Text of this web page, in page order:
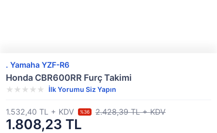
. Yamaha YZF-R6
Honda CBR600RR Furç Takimi
İlk Yorumu Siz Yapın
1.808,23 TL
1.532,40 TL + KDV %36 2.428,39 TL + KDV